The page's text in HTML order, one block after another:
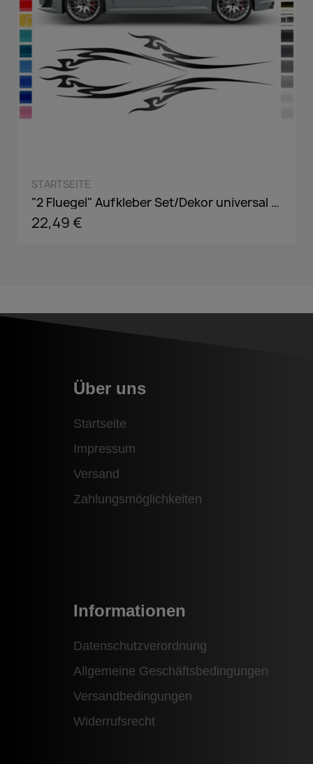
STARTSEITE
"2 Fluegel" Aufkleber Set/Dekor universal passend in Wunschfarbe
22,49 €
Über uns
Startseite
Impressum
Versand
Zahlungsmöglichkeiten
Informationen
Datenschutzverordnung
Allgemeine Geschäftsbedingungen
Versandbedingungen
Widerrufsrecht